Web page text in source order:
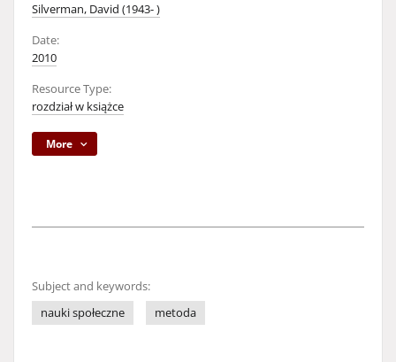
Silverman, David (1943- )
Date:
2010
Resource Type:
rozdział w książce
More
Subject and keywords:
nauki społeczne
metoda